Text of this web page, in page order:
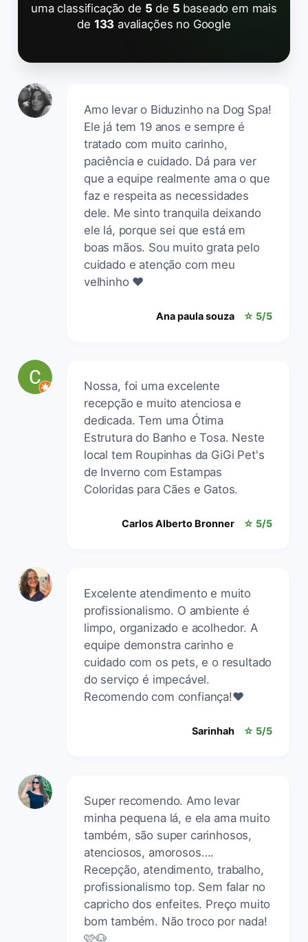
uma classificação de 5 de 5 baseado em mais
de 133 avaliações no Google
Amo levar o Biduzinho na Dog Spa!
Ele já tem 19 anos e sempre é
tratado com muito carinho,
paciência e cuidado. Dá para ver
que a equipe realmente ama o que
faz e respeita as necessidades
dele. Me sinto tranquila deixando
ele lá, porque sei que está em
boas mãos. Sou muito grata pelo
cuidado e atenção com meu
velhinho ❤️
Ana paula souza ☆ 5/5
Nossa, foi uma excelente
recepção e muito atenciosa e
dedicada. Tem uma Ótima
Estrutura do Banho e Tosa. Neste
local tem Roupinhas da GiGi Pet's
de Inverno com Estampas
Coloridas para Cães e Gatos.
Carlos Alberto Bronner ☆ 5/5
Excelente atendimento e muito
profissionalismo. O ambiente é
limpo, organizado e acolhedor. A
equipe demonstra carinho e
cuidado com os pets, e o resultado
do serviço é impecável.
Recomendo com confiança!❤️
Sarinhah ☆ 5/5
Super recomendo. Amo levar
minha pequena lá, e ela ama muito
também, são super carinhosos,
atenciosos, amorosos….
Recepção, atendimento, trabalho,
profissionalismo top. Sem falar no
capricho dos enfeites. Preço muito
bom também. Não troco por nada!
🩷🐶